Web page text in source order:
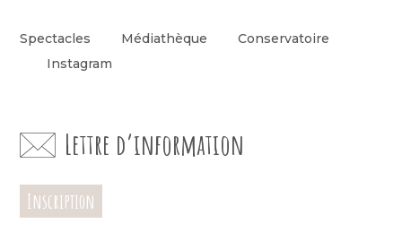
Spectacles Médiathèque
Conservatoire
Instagram
Lettre d’information
Inscription